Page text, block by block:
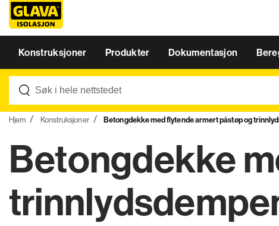
Konstruksjoner Produkter Dokumentasjon
Hjem Konstruksjoner Betongdekke med flytende armert påstøp og
Betongdekke